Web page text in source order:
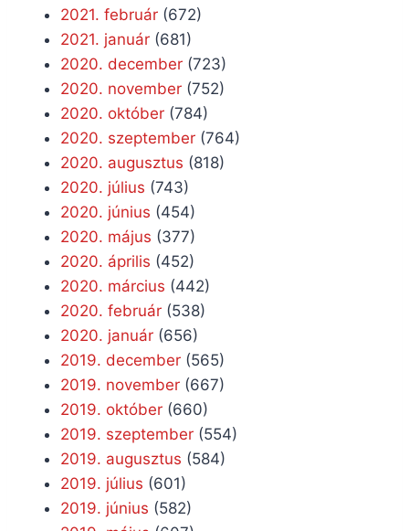
2021. február (672)
2021. január (681)
2020. december (723)
2020. november (752)
2020. október (784)
2020. szeptember (764)
2020. augusztus (818)
2020. július (743)
2020. június (454)
2020. május (377)
2020. április (452)
2020. március (442)
2020. február (538)
2020. január (656)
2019. december (565)
2019. november (667)
2019. október (660)
2019. szeptember (554)
2019. augusztus (584)
2019. július (601)
2019. június (582)